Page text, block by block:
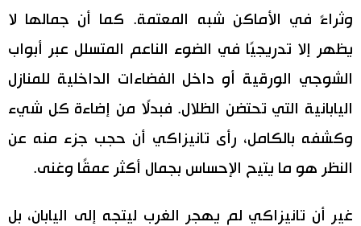
وثراءً في الأماكن شبه المعتمة. كما أن جمالها لا
يظهر إلا تدريجيًا في الضوء الناعم المتسلل عبر أبواب
الشوجي الورقية أو داخل الفضاءات الداخلية للمنازل
اليابانية التي تحتضن الظلال. فبدلًا من إضاءة كل شيء
وكشفه بالكامل، رأى تانيزاكي أن حجب جزء منه عن
النظر هو ما يتيح الإحساس بجمال أكثر عمقًا وغنى.
غير أن تانيزاكي لم يهجر الغرب ليتجه إلى اليابان، بل